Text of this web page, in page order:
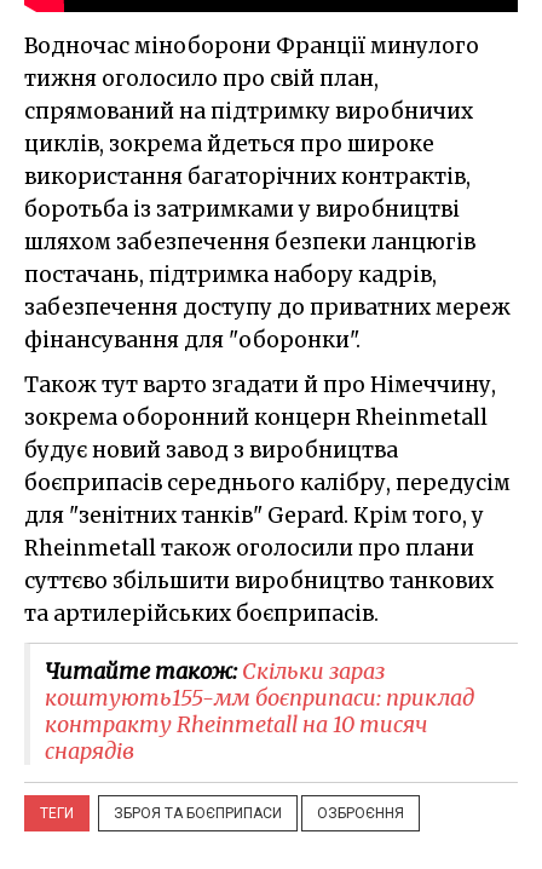
Водночас міноборони Франції минулого
тижня оголосило про свій план,
спрямований на підтримку виробничих
циклів, зокрема йдеться про широке
використання багаторічних контрактів,
боротьба із затримками у виробництві
шляхом забезпечення безпеки ланцюгів
постачань, підтримка набору кадрів,
забезпечення доступу до приватних мереж
фінансування для "оборонки".
Також тут варто згадати й про Німеччину,
зокрема оборонний концерн Rheinmetall
будує новий завод з виробництва
боєприпасів середнього калібру, передусім
для "зенітних танків" Gepard. Крім того, у
Rheinmetall також оголосили про плани
суттєво збільшити виробництво танкових
та артилерійських боєприпасів.
Читайте також:Скільки зараз
коштують155-мм боєприпаси: приклад
контракту Rheinmetall на 10 тисяч
снарядів
ТЕГИ ЗБРОЯ ТА БОЄПРИПАСИ ОЗБРОЄННЯ